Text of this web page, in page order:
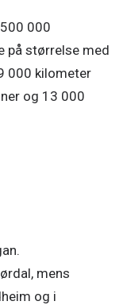
000
på størrelse med
000 kilometer
og 13 000
mens
og i